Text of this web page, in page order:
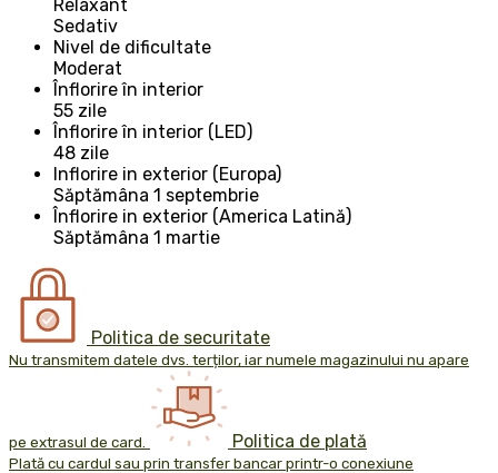
Relaxant
Sedativ
Nivel de dificultate
Moderat
Înflorire în interior
55 zile
Înflorire în interior (LED)
48 zile
Inflorire in exterior (Europa)
Săptămâna 1 septembrie
Înflorire in exterior (America Latină)
Săptămâna 1 martie
Politica de securitate
Nu transmitem datele dvs. terților, iar numele magazinului nu apare
pe extrasul de card. Politica de plată
Plată cu cardul sau prin transfer bancar printr-o conexiune